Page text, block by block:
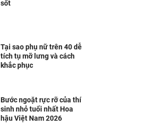
sốt
Tại sao phụ nữ trên 40 dễ
tích tụ mỡ lưng và cách
khắc phục
Bước ngoặt rực rỡ của thí
sinh nhỏ tuổi nhất Hoa
hậu Việt Nam 2026